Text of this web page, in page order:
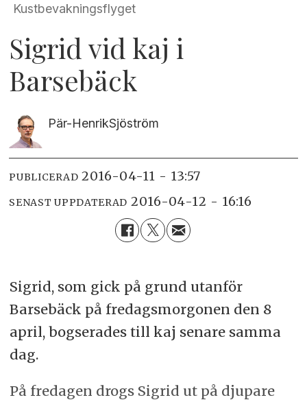
Kustbevakningsflyget
Sigrid vid kaj i
Barsebäck
Pär-HenrikSjöström
PUBLICERAD 2016-04-11 - 13:57
SENAST UPPDATERAD 2016-04-12 - 16:16
Sigrid, som gick på grund utanför
Barsebäck på fredagsmorgonen den 8
april, bogserades till kaj senare samma
dag.
På fredagen drogs Sigrid ut på djupare